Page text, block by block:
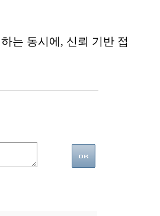
는 동시에, 신뢰 기반 접